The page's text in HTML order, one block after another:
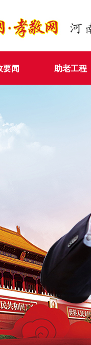
要闻 助老工程